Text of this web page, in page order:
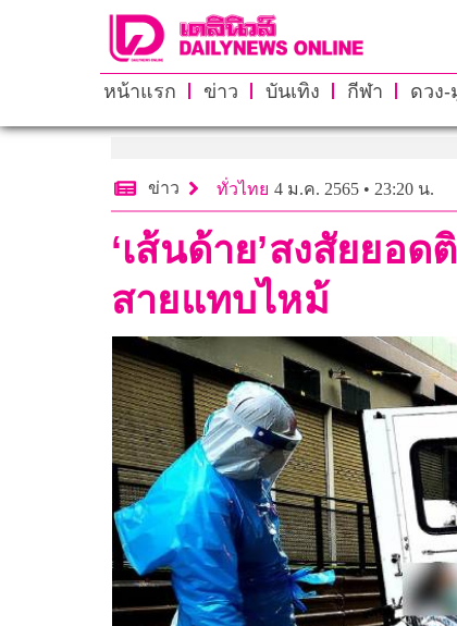
หน้าแรก ข่าว บันเทิง กีฬา ดวง-
ข่าว ทั่วไทย 4 ม.ค. 2565 • 23:20 น.
‘เส้นด้าย’สงสัยยอ
สายแทบไหม้